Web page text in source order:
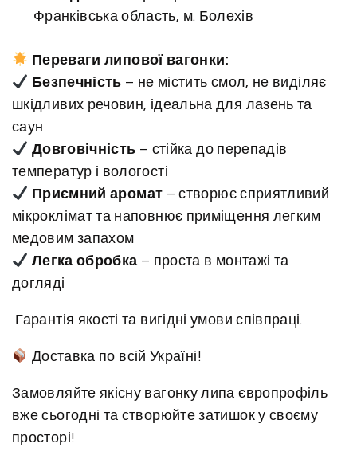
і
л
к
і
т
Франківська область, м. Болехів
Переваги липової вагонки:
Безпечність – не містить смол, не виділяє
шкідливих речовин, ідеальна для лазень та
саун
Довговічність – стійка до перепадів
температур і вологості
Приємний аромат – створює сприятливий
мікроклімат та наповнює приміщення легким
медовим запахом
Легка обробка – проста в монтажі та
догляді
Гарантія якості та вигідні умови співпраці.
Доставка по всій Україні!
Замовляйте якісну вагонку липа європрофіль
вже сьогодні та створюйте затишок у своєму
просторі!